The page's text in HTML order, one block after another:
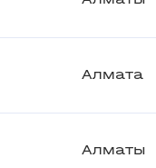
Алмата
Алматы